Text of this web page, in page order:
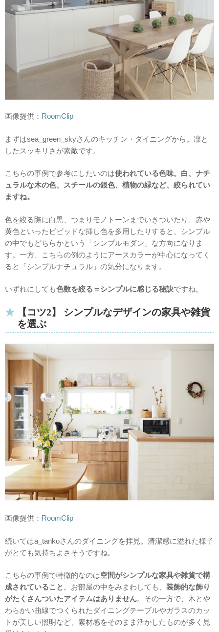
画像提供： RoomClip
まずはsea_green_skyさんのキッチン・ダイニングから。凜と
したスッキリさが素敵です。
こちらの事例で参考にしたいのは使われている色味。白、ナチ
ュラルな木の色、スチールの銀色、植物の緑など、絞られてい
ますね。
色を絞る際に白黒、つまりモノトーンまでいきついたり、赤や
黄色といったビビッドな挿し色を多用したりすると、シンプル
の中でもどちらかという「シンプルモダン」な方向になりま
す。一方、こちらの例のようにアースカラーが中心になってく
ると「シンプルナチュラル」の気分になります。
いずれにしても色数を絞る＝シンプルに感じる秘訣ですね。
【コツ2】 シンプルなデザインの家具や雑貨
を選ぶ
画像提供： RoomClip
続いてはa_tankoさんのダイニングを拝見。清潔感に溢れた様子
がとても気持ちよさそうですね。
こちらの事例で特徴的なのは空間がシンプルな家具や雑貨で構
成されていること 。お部屋の中をみまわしても、 装飾的な飾り
がたくさんついたアイテムはありません。その一方で、木とや
わらかい曲線でつくられたダイニングテーブルやガラスのカッ
トが美しい照明など、素材感をそのまま活かしたものが多く見